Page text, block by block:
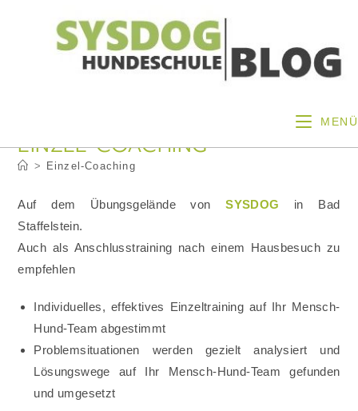
MENÜ
EINZEL-COACHING
> Einzel-Coaching
Auf dem Übungsgelände vonSYSDOG in Bad
Staffelstein.
Auch als Anschlusstraining nach einem Hausbesuch zu
empfehlen
Individuelles, effektives Einzeltraining auf Ihr Mensch-
Hund-Team abgestimmt
Problemsituationen werden gezielt analysiert und
Lösungswege auf Ihr Mensch-Hund-Team gefunden
und umgesetzt